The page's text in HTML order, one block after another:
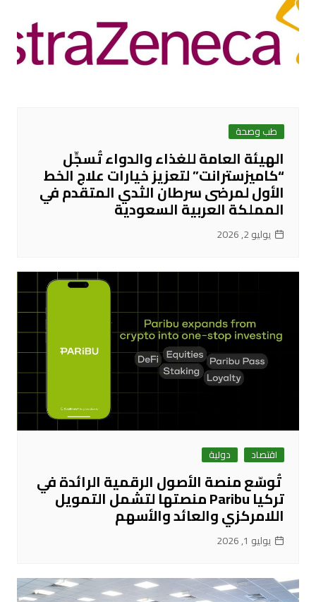
طب وصحة
الهيئة العامة للغذاء والدواء تُسجِّل
“كاميزسترانت” لتعزيز خيارات علاج الخط
الأول لمرضى سرطان الثدي المتقدم في
المملكة العربية السعودية
يوليو 2, 2026
اقتصاد دولية
تُوسّع منصة الأصول الرقمية الرائدة في
تركيا Paribu منصتها لتشمل التمويل
اللامركزي والعائد والأسهم
يوليو 1, 2026